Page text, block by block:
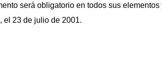
será obligatorio en todos sus
el 23 de julio de 2001.